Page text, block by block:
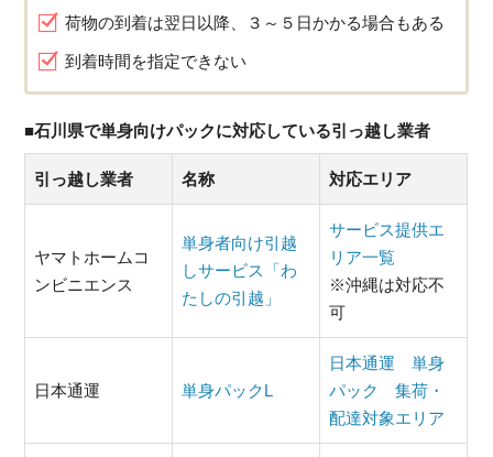
荷物の到着は翌日以降、３～５日かかる場合もある
到着時間を指定できない
■石川県で単身向けパックに対応している引っ越し業者
引っ越し業者 名称 対応エリア
ヤマトホームコ
ンビニエンス
単身者向け引越
しサービス「わ
たしの引越」
サービス提供エ
リア一覧
※沖縄は対応不
可
日本通運 単身パックL
日本通運 単身
パック 集荷・
配達対象エリア